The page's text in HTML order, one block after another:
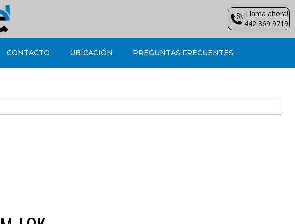
¡Llama ahora!
442 869 9719
CONTACTO UBICACIÓN PREGUNTAS FRECUENTES